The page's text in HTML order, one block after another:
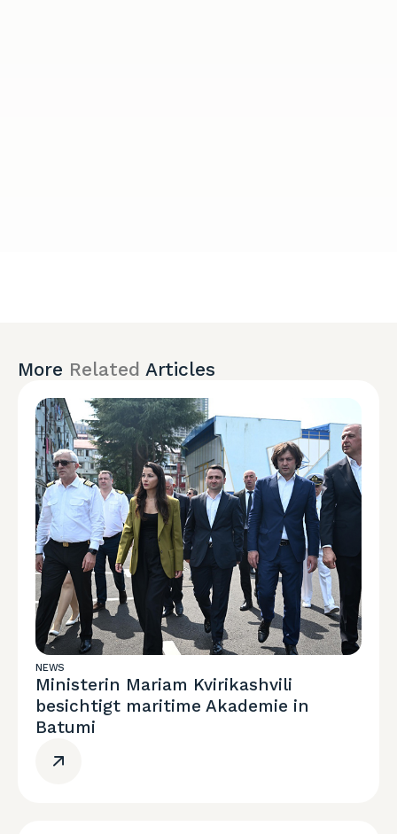
More Related Articles
NEWS
Ministerin Mariam Kvirikashvili
besichtigt maritime Akademie in
Batumi